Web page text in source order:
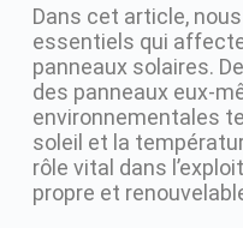
Dans cet article,
essentiels qui
panneaux solaires.
des panneaux eux-
environnementales
soleil et la
rôle vital dans
propre et